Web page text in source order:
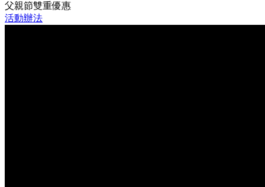
父親節雙重優惠
活動辦法